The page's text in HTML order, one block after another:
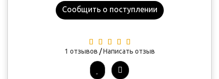
Сообщить о поступлении
1 отзывов /Написать отзыв